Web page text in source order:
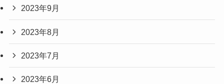
2023年9月
2023年8月
2023年7月
2023年6月